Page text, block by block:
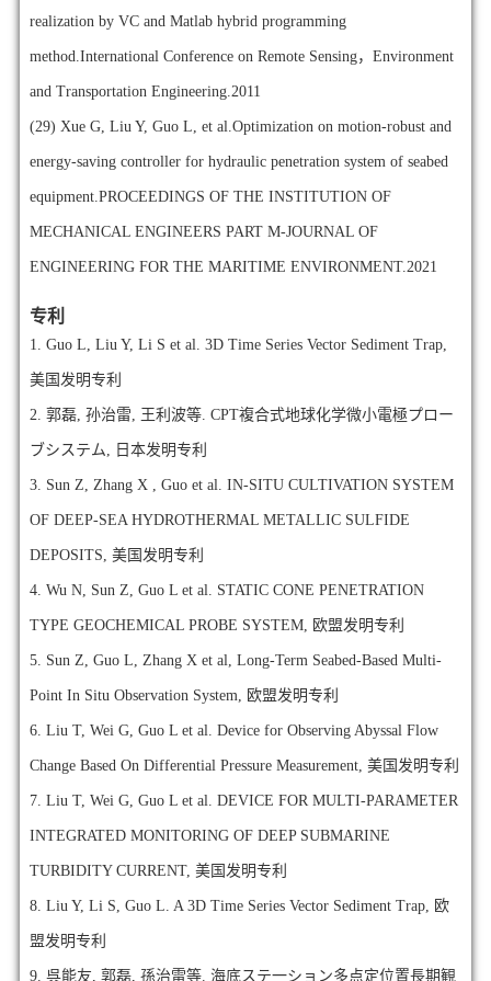
realization by VC and Matlab hybrid programming
method.International Conference on Remote Sensing，Environment
and Transportation Engineering.2011
(29) Xue G, Liu Y, Guo L, et al.Optimization on motion-robust and
energy-saving controller for hydraulic penetration system of seabed
equipment.PROCEEDINGS OF THE INSTITUTION OF
MECHANICAL ENGINEERS PART M-JOURNAL OF
ENGINEERING FOR THE MARITIME ENVIRONMENT.2021
专利
1. Guo L, Liu Y, Li S et al. 3D Time Series Vector Sediment Trap,
美国发明专利
2. 郭磊, 孙治雷, 王利波等. CPT複合式地球化学微小電極プロー
ブシステム, 日本发明专利
3. Sun Z, Zhang X , Guo et al. IN-SITU CULTIVATION SYSTEM
OF DEEP-SEA HYDROTHERMAL METALLIC SULFIDE
DEPOSITS, 美国发明专利
4. Wu N, Sun Z, Guo L et al. STATIC CONE PENETRATION
TYPE GEOCHEMICAL PROBE SYSTEM, 欧盟发明专利
5. Sun Z, Guo L, Zhang X et al, Long-Term Seabed-Based Multi-
Point In Situ Observation System, 欧盟发明专利
6. Liu T, Wei G, Guo L et al. Device for Observing Abyssal Flow
Change Based On Differential Pressure Measurement, 美国发明专利
7. Liu T, Wei G, Guo L et al. DEVICE FOR MULTI-PARAMETER
INTEGRATED MONITORING OF DEEP SUBMARINE
TURBIDITY CURRENT, 美国发明专利
8. Liu Y, Li S, Guo L. A 3D Time Series Vector Sediment Trap, 欧
盟发明专利
9. 呉能友, 郭磊, 孫治雷等. 海底ステ一ション多点定位置長期観